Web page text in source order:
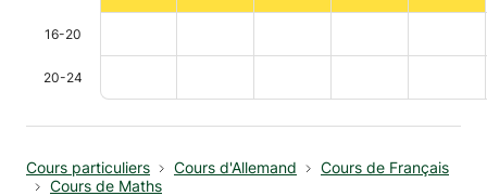
16-20
20-24
Cours particuliers Cours d'Allemand
Cours de Français
Cours de Maths